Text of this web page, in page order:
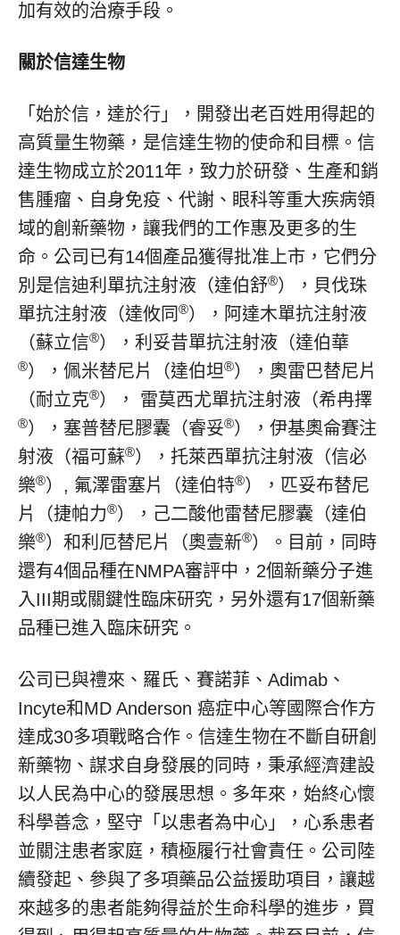
加有效的治療手段。
關於信達生物
「始於信，達於行」，開發出老百姓用得起的
高質量生物藥，是信達生物的使命和目標。信
達生物成立於2011年，致力於研發、生產和銷
售腫瘤、自身免疫、代謝、眼科等重大疾病領
域的創新藥物，讓我們的工作惠及更多的生
命。公司已有14個產品獲得批准上市，它們分
別是信迪利單抗注射液（達伯舒®），貝伐珠
單抗注射液（達攸同 ®），阿達木單抗注射液
（蘇立信®），利妥昔單抗注射液（達伯華
®），佩米替尼片（達伯坦®），奧雷巴替尼片
（耐立克®）， 雷莫西尤單抗注射液（希冉擇
®），塞普替尼膠囊（睿妥®），伊基奧侖賽注
射液（福可蘇®），托萊西單抗注射液（信必
樂®）, 氟澤雷塞片（達伯特®），匹妥布替尼
片（捷帕力®），己二酸他雷替尼膠囊（達伯
樂®）和利厄替尼片（奧壹新®）。目前，同時
還有4個品種在NMPA審評中，2個新藥分子進
入III期或關鍵性臨床研究，另外還有17個新藥
品種已進入臨床研究。
公司已與禮來、羅氏、賽諾菲、Adimab、
Incyte和MD Anderson 癌症中心等國際合作方
達成30多項戰略合作。信達生物在不斷自研創
新藥物、謀求自身發展的同時，秉承經濟建設
以人民為中心的發展思想。多年來，始終心懷
科學善念，堅守「以患者為中心」，心系患者
並關注患者家庭，積極履行社會責任。公司陸
續發起、參與了多項藥品公益援助項目，讓越
來越多的患者能夠得益於生命科學的進步，買